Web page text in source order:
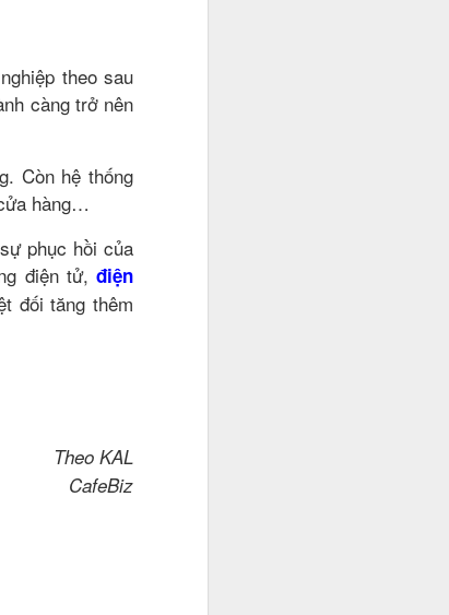
theo sau
càng trở nên
Còn hệ thống
hàng…
phục hồi của
điện tử, điện
đối tăng thêm
Theo KAL
CafeBiz
việc